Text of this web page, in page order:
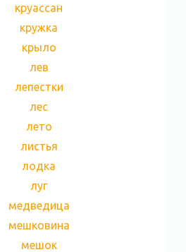
круассан
кружка
крыло
лев
лепестки
лес
лето
листья
лодка
луг
медведица
мешковина
мешок